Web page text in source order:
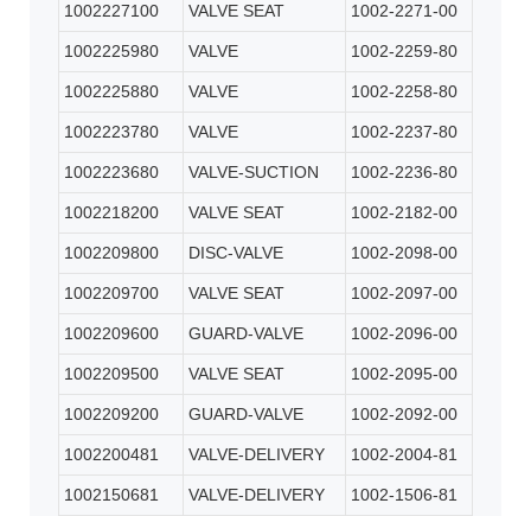
1002227100 VALVE SEAT 1002-2271-00
1002225980 VALVE 1002-2259-80
1002225880 VALVE 1002-2258-80
1002223780 VALVE 1002-2237-80
1002223680 VALVE-SUCTION 1002-2236-80
1002218200 VALVE SEAT 1002-2182-00
1002209800 DISC-VALVE 1002-2098-00
1002209700 VALVE SEAT 1002-2097-00
1002209600 GUARD-VALVE 1002-2096-00
1002209500 VALVE SEAT 1002-2095-00
1002209200 GUARD-VALVE 1002-2092-00
1002200481 VALVE-DELIVERY 1002-2004-81
1002150681 VALVE-DELIVERY 1002-1506-81